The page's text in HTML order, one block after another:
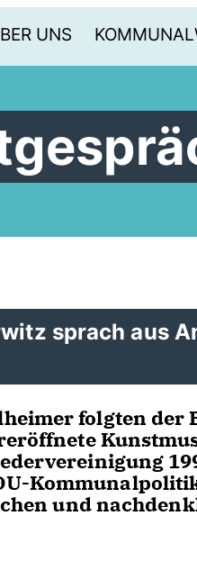
UNS
sprach aus
folgten der
und